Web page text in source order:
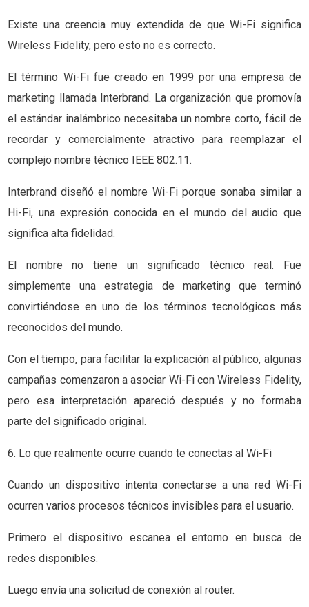
Existe una creencia muy extendida de que Wi-Fi significa
Wireless Fidelity, pero esto no es correcto.
El término Wi-Fi fue creado en 1999 por una empresa de
marketing llamada Interbrand. La organización que promovía
el estándar inalámbrico necesitaba un nombre corto, fácil de
recordar y comercialmente atractivo para reemplazar el
complejo nombre técnico IEEE 802.11.
Interbrand diseñó el nombre Wi-Fi porque sonaba similar a
Hi-Fi, una expresión conocida en el mundo del audio que
significa alta fidelidad.
El nombre no tiene un significado técnico real. Fue
simplemente una estrategia de marketing que terminó
convirtiéndose en uno de los términos tecnológicos más
reconocidos del mundo.
Con el tiempo, para facilitar la explicación al público, algunas
campañas comenzaron a asociar Wi-Fi con Wireless Fidelity,
pero esa interpretación apareció después y no formaba
parte del significado original.
6. Lo que realmente ocurre cuando te conectas al Wi-Fi
Cuando un dispositivo intenta conectarse a una red Wi-Fi
ocurren varios procesos técnicos invisibles para el usuario.
Primero el dispositivo escanea el entorno en busca de
redes disponibles.
Luego envía una solicitud de conexión al router.